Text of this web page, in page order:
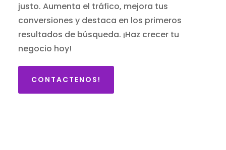
justo. Aumenta el tráfico, mejora tus
conversiones y destaca en los primeros
resultados de búsqueda. ¡Haz crecer tu
negocio hoy!
CONTACTENOS!